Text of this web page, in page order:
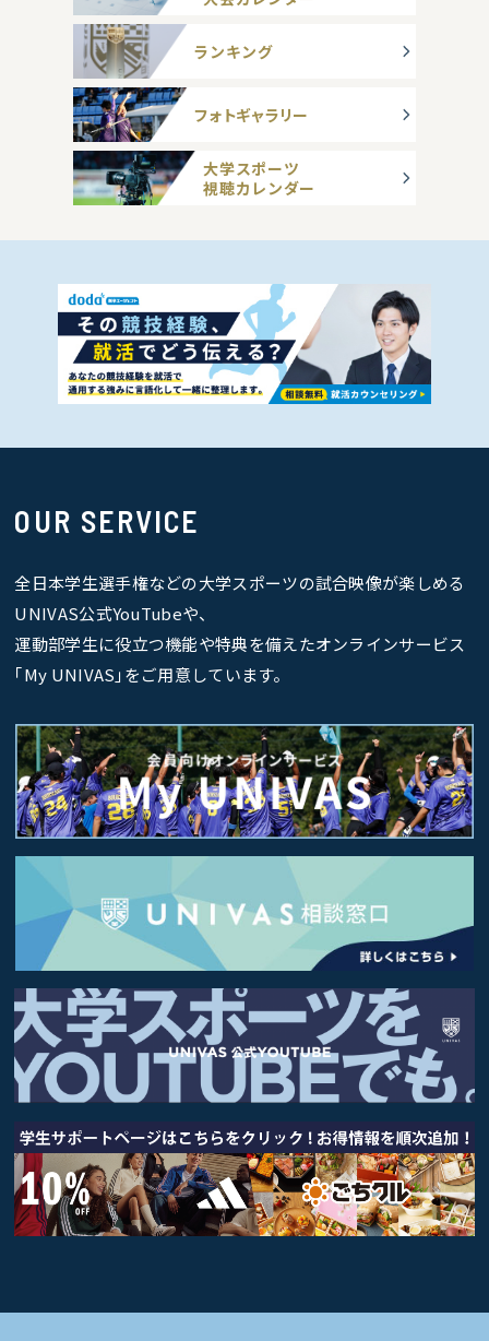
ランキング
フォトギャラリー
大学スポーツ
視聴カレンダー
OUR SERVICE
全日本学生選手権などの大学スポーツの試合映像が楽しめる
UNIVAS公式YouTubeや、
運動部学生に役立つ機能や特典を備えたオンラインサービス
｢My UNIVAS｣をご用意しています。